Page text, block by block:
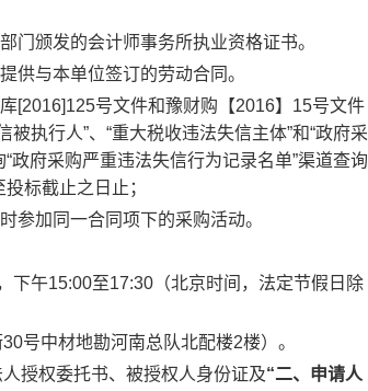
门颁发的会计师事务所执业资格证书。
供与本单位签订的劳动合同。
[2016]125号文件和豫财购【2016】15号文件
执行人”、“重大税收违法失信主体”和“政府采
政府采购严重违法失信行为记录名单”渠道查询
标截止之日止；
参加同一合同项下的采购活动。
下午15:00至17:30（北京时间，法定节假日除
号中材地勘河南总队北配楼2楼） 。
授权委托书、被授权人身份证及“二、申请人